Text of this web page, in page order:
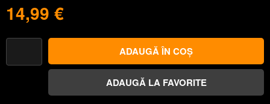
14,99 €